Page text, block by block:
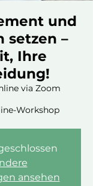
und
setzen –
Ihre
via Zoom
Workshop
ansehen